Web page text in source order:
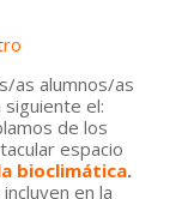
as alumnos/as
el:
de los
espacio
bioclimática.
en la